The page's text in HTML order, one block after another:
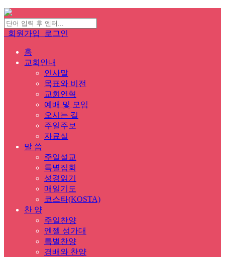
회원가입 로그인
홈
교회안내
인사말
목표와 비전
교회연혁
예배 및 모임
오시는 길
주일주보
자료실
말 씀
주일설교
특별집회
성경읽기
매일기도
코스타(KOSTA)
찬 양
주일찬양
엔젤 성가대
특별찬양
경배와 찬양